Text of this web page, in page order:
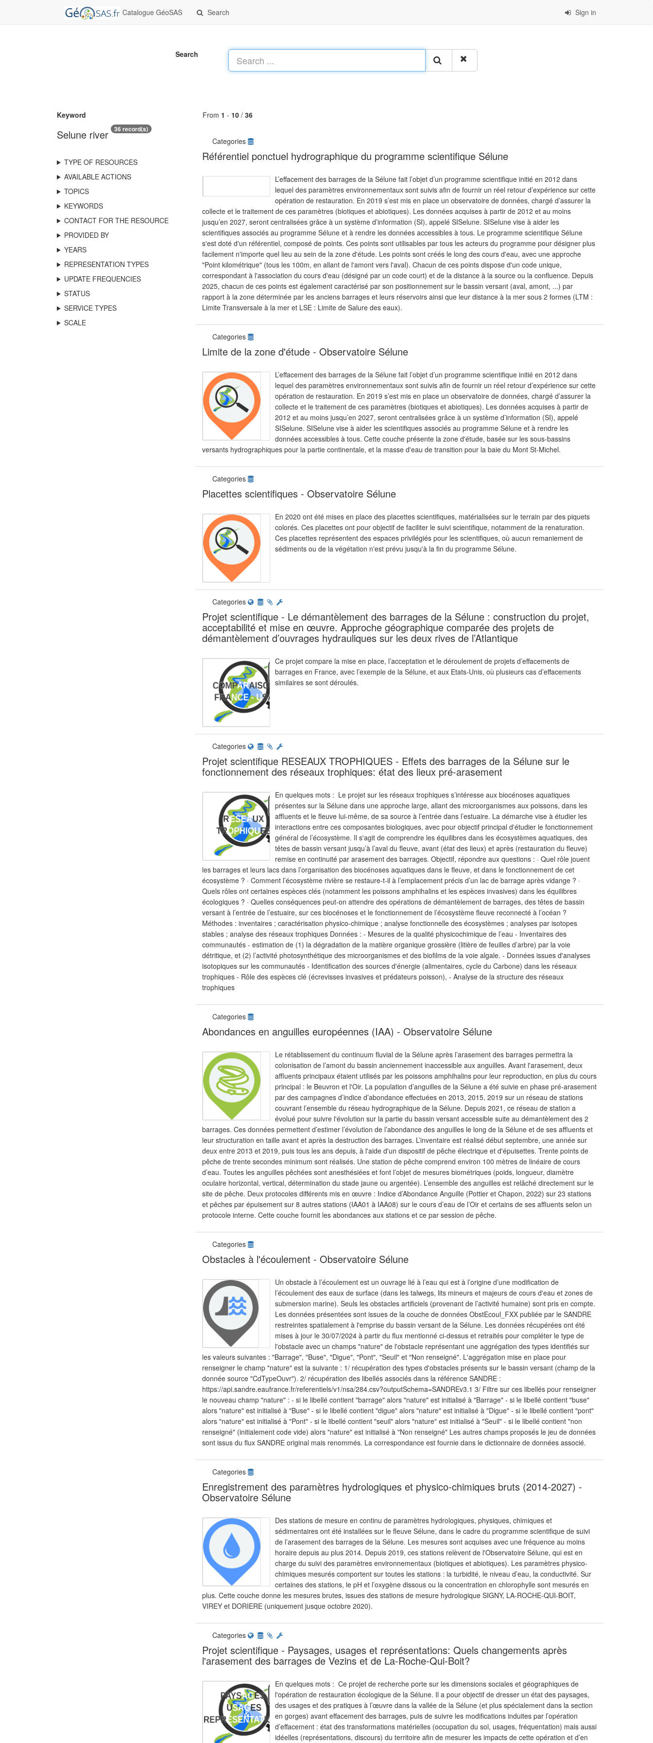
Catalogue GéoSAS Search Sign in
Search
Keyword
Selune river 36 record(s)
TYPE OF RESOURCES
AVAILABLE ACTIONS
TOPICS
KEYWORDS
CONTACT FOR THE RESOURCE
PROVIDED BY
YEARS
REPRESENTATION TYPES
UPDATE FREQUENCIES
STATUS
SERVICE TYPES
SCALE
From 1 - 10 / 36
Categories
Référentiel ponctuel hydrographique du programme scientifique Sélune
L’effacement des barrages de la Sélune fait l’objet d’un programme scientifique initié en 2012 dans
lequel des paramètres environnementaux sont suivis afin de fournir un réel retour d’expérience sur cette
opération de restauration. En 2019 s’est mis en place un observatoire de données, chargé d’assurer la
collecte et le traitement de ces paramètres (biotiques et abiotiques). Les données acquises à partir de 2012 et au moins
jusqu’en 2027, seront centralisées grâce à un système d’information (SI), appelé SISelune. SISelune vise à aider les
scientifiques associés au programme Sélune et à rendre les données accessibles à tous. Le programme scientifique Sélune
s'est doté d'un référentiel, composé de points. Ces points sont utilisables par tous les acteurs du programme pour désigner plus
facilement n'importe quel lieu au sein de la zone d'étude. Les points sont créés le long des cours d'eau, avec une approche
"Point kilométrique" (tous les 100m, en allant de l'amont vers l'aval). Chacun de ces points dispose d'un code unique,
correspondant à l'association du cours d'eau (désigné par un code court) et de la distance à la source ou la confluence. Depuis
2025, chacun de ces points est également caractérisé par son positionnement sur le bassin versant (aval, amont, ...) par
rapport à la zone déterminée par les anciens barrages et leurs réservoirs ainsi que leur distance à la mer sous 2 formes (LTM :
Limite Transversale à la mer et LSE : Limite de Salure des eaux).
Categories
Limite de la zone d'étude - Observatoire Sélune
L’effacement des barrages de la Sélune fait l’objet d’un programme scientifique initié en 2012 dans
lequel des paramètres environnementaux sont suivis afin de fournir un réel retour d’expérience sur cette
opération de restauration. En 2019 s’est mis en place un observatoire de données, chargé d’assurer la
collecte et le traitement de ces paramètres (biotiques et abiotiques). Les données acquises à partir de
2012 et au moins jusqu’en 2027, seront centralisées grâce à un système d’information (SI), appelé
SISelune. SISelune vise à aider les scientifiques associés au programme Sélune et à rendre les
données accessibles à tous. Cette couche présente la zone d'étude, basée sur les sous-bassins
versants hydrographiques pour la partie continentale, et la masse d'eau de transition pour la baie du Mont St-Michel.
Categories
Placettes scientifiques - Observatoire Sélune
En 2020 ont été mises en place des placettes scientifiques, matérialisées sur le terrain par des piquets
colorés. Ces placettes ont pour objectif de faciliter le suivi scientifique, notamment de la renaturation.
Ces placettes représentent des espaces privilégiés pour les scientifiques, où aucun remaniement de
sédiments ou de la végétation n'est prévu jusqu'à la fin du programme Sélune.
Categories
Projet scientifique - Le démantèlement des barrages de la Sélune : construction du projet,
acceptabilité et mise en œuvre. Approche géographique comparée des projets de
démantèlement d’ouvrages hydrauliques sur les deux rives de l’Atlantique
Ce projet compare la mise en place, l’acceptation et le déroulement de projets d’effacements de
barrages en France, avec l’exemple de la Sélune, et aux Etats-Unis, où plusieurs cas d’effacements
similaires se sont déroulés.
Categories
Projet scientifique RESEAUX TROPHIQUES - Effets des barrages de la Sélune sur le
fonctionnement des réseaux trophiques: état des lieux pré-arasement
En quelques mots : Le projet sur les réseaux trophiques s’intéresse aux biocénoses aquatiques
présentes sur la Sélune dans une approche large, allant des microorganismes aux poissons, dans les
affluents et le fleuve lui-même, de sa source à l’entrée dans l’estuaire. La démarche vise à étudier les
interactions entre ces composantes biologiques, avec pour objectif principal d'étudier le fonctionnement
général de l’écosystème. Il s'agit de comprendre les équilibres dans les écosystèmes aquatiques, des
têtes de bassin versant jusqu’à l’aval du fleuve, avant (état des lieux) et après (restauration du fleuve)
remise en continuité par arasement des barrages. Objectif, répondre aux questions : · Quel rôle jouent
les barrages et leurs lacs dans l’organisation des biocénoses aquatiques dans le fleuve, et dans le fonctionnement de cet
écosystème ? · Comment l’écosystème rivière se restaure-t-il à l’emplacement précis d’un lac de barrage après vidange ? ·
Quels rôles ont certaines espèces clés (notamment les poissons amphihalins et les espèces invasives) dans les équilibres
écologiques ? · Quelles conséquences peut-on attendre des opérations de démantèlement de barrages, des têtes de bassin
versant à l’entrée de l’estuaire, sur ces biocénoses et le fonctionnement de l’écosystème fleuve reconnecté à l’océan ?
Méthodes : inventaires ; caractérisation physico-chimique ; analyse fonctionnelle des écosystèmes ; analyses par isotopes
stables ; analyse des réseaux trophiques Données : - Mesures de la qualité physicochimique de l’eau - Inventaires des
communautés - estimation de (1) la dégradation de la matière organique grossière (litière de feuilles d’arbre) par la voie
détritique, et (2) l’activité photosynthétique des microorganismes et des biofilms de la voie algale. - Données issues d'analyses
isotopiques sur les communautés - Identification des sources d'énergie (alimentaires, cycle du Carbone) dans les réseaux
trophiques - Rôle des espèces clé (écrevisses invasives et prédateurs poisson), - Analyse de la structure des réseaux
trophiques
Categories
Abondances en anguilles européennes (IAA) - Observatoire Sélune
Le rétablissement du continuum fluvial de la Sélune après l’arasement des barrages permettra la
colonisation de l’amont du bassin anciennement inaccessible aux anguilles. Avant l'arasement, deux
affluents principaux étaient utilisés par les poissons amphihalins pour leur reproduction, en plus du cours
principal : le Beuvron et l'Oir. La population d’anguilles de la Sélune a été suivie en phase pré-arasement
par des campagnes d’indice d’abondance effectuées en 2013, 2015, 2019 sur un réseau de stations
couvrant l’ensemble du réseau hydrographique de la Sélune. Depuis 2021, ce réseau de station a
évolué pour suivre l'évolution sur la partie du bassin versant accessible suite au démantèlement des 2
barrages. Ces données permettent d’estimer l’évolution de l’abondance des anguilles le long de la Sélune et de ses affluents et
leur structuration en taille avant et après la destruction des barrages. L’inventaire est réalisé début septembre, une année sur
deux entre 2013 et 2019, puis tous les ans depuis, à l'aide d'un dispositif de pêche électrique et d'épuisettes. Trente points de
pêche de trente secondes minimum sont réalisés. Une station de pêche comprend environ 100 mètres de linéaire de cours
d’eau. Toutes les anguilles pêchées sont anesthésiées et font l’objet de mesures biométriques (poids, longueur, diamètre
oculaire horizontal, vertical, détermination du stade jaune ou argentée). L’ensemble des anguilles est relâché directement sur le
site de pêche. Deux protocoles différents mis en œuvre : Indice d’Abondance Anguille (Pottier et Chapon, 2022) sur 23 stations
et pêches par épuisement sur 8 autres stations (IAA01 à IAA08) sur le cours d’eau de l’Oir et certains de ses affluents selon un
protocole interne. Cette couche fournit les abondances aux stations et ce par session de pêche.
Categories
Obstacles à l'écoulement - Observatoire Sélune
Un obstacle à l’écoulement est un ouvrage lié à l’eau qui est à l’origine d’une modification de
l’écoulement des eaux de surface (dans les talwegs, lits mineurs et majeurs de cours d'eau et zones de
submersion marine). Seuls les obstacles artificiels (provenant de l’activité humaine) sont pris en compte.
Les données présentées sont issues de la couche de données ObstEcoul_FXX publiée par le SANDRE
restreintes spatialement à l'emprise du bassin versant de la Sélune. Les données récupérées ont été
mises à jour le 30/07/2024 à partir du flux mentionné ci-dessus et retraités pour compléter le type de
l'obstacle avec un champs "nature" de l'obstacle représentant une aggrégation des types identifiés sur
les valeurs suivantes : "Barrage", "Buse", "Digue", "Pont", "Seuil" et "Non renseigné". L'aggrégation mise en place pour
renseigner le champ "nature" est la suivante : 1/ récupération des types d'obstacles présents sur le bassin versant (champ de la
donnée source "CdTypeOuvr"). 2/ récupération des libellés associés dans la référence SANDRE :
https://api.sandre.eaufrance.fr/referentiels/v1/nsa/284.csv?outputSchema=SANDREv3.1 3/ Filtre sur ces libellés pour renseigner
le nouveau champ "nature" : - si le libellé contient "barrage" alors "nature" est initialisé à "Barrage" - si le libellé contient "buse"
alors "nature" est initialisé à "Buse" - si le libellé contient "digue" alors "nature" est initialisé à "Digue" - si le libellé contient "pont"
alors "nature" est initialisé à "Pont" - si le libellé contient "seuil" alors "nature" est initialisé à "Seuil" - si le libellé contient "non
renseigné" (initialement code vide) alors "nature" est initialisé à "Non renseigné" Les autres champs proposés le jeu de données
sont issus du flux SANDRE original mais renommés. La correspondance est fournie dans le dictionnaire de données associé.
Categories
Enregistrement des paramètres hydrologiques et physico-chimiques bruts (2014-2027) -
Observatoire Sélune
Des stations de mesure en continu de paramètres hydrologiques, physiques, chimiques et
sédimentaires ont été installées sur le fleuve Sélune, dans le cadre du programme scientifique de suivi
de l’arasement des barrages de la Sélune. Les mesures sont acquises avec une fréquence au moins
horaire depuis au plus 2014. Depuis 2019, ces stations relèvent de l'Observatoire Sélune, qui est en
charge du suivi des paramètres environnementaux (biotiques et abiotiques). Les paramètres physico-
chimiques mesurés comportent sur toutes les stations : la turbidité, le niveau d’eau, la conductivité. Sur
certaines des stations, le pH et l’oxygène dissous ou la concentration en chlorophylle sont mesurés en
plus. Cette couche donne les mesures brutes, issues des stations de mesure hydrologique SIGNY, LA-ROCHE-QUI-BOIT,
VIREY et DORIERE (uniquement jusque octobre 2020).
Categories
Projet scientifique - Paysages, usages et représentations: Quels changements après
l'arasement des barrages de Vezins et de La-Roche-Qui-Boit?
En quelques mots : Ce projet de recherche porte sur les dimensions sociales et géographiques de
l'opération de restauration écologique de la Sélune. Il a pour objectif de dresser un état des paysages,
des usages et des pratiques à l’œuvre dans la vallée de la Sélune (et plus spécialement dans la section
en gorges) avant effacement des barrages, puis de suivre les modifications induites par l’opération
d’effacement : état des transformations matérielles (occupation du sol, usages, fréquentation) mais aussi
idéelles (représentations, discours) du territoire afin de mesurer les impacts de cette opération et d’en